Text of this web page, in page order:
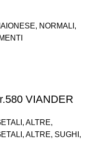
, NORMALI ,
VIANDER
, ALTRE,
, ALTRE, SUGHI ,